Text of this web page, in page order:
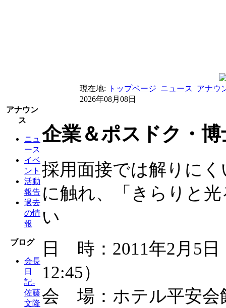
現在地: トップページ ニュース
アナウ
2026年08月08日
アナウン
ス
ニュ
ース
イベ
ント
活動
報告
過去
の情
報
ブログ
会長
日
記-
佐藤
文隆
企業＆ポスドク・
採用面接では解りに
に触れ、「きらりと
い
日 時：2011年2月5日
12:45）
会 場：ホテル平安会